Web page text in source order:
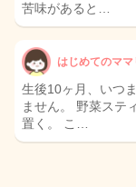
苦味があると…
はじめてのママ
生後10ヶ月、いつ
ません。 野菜ステ
置く。 こ…